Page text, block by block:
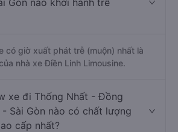
Gòn nào khởi hành trễ
có giờ xuất phát trễ (muộn) nhất là
nhà xe Điền Linh Limousine.
xe đi Thống Nhất - Đồng
- Sài Gòn nào có chất lượng
cấp nhất?